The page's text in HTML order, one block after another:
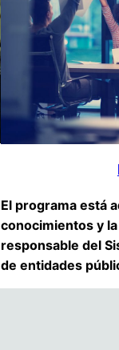
El programa está
conocimientos y
responsable del
de entidades